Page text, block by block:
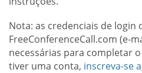
Nota: as credenciais de login
FreeConferenceCall.com (e-
necessárias para completar
tiver uma conta, inscreva-se